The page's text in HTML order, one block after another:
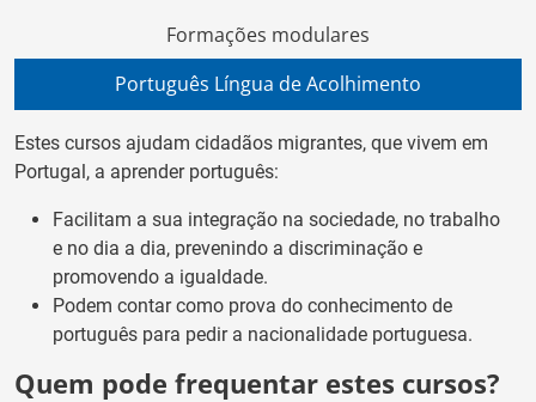
Formações modulares
Português Língua de Acolhimento
Estes cursos ajudam cidadãos migrantes, que vivem em
Portugal, a aprender português:
Facilitam a sua integração na sociedade, no trabalho
e no dia a dia, prevenindo a discriminação e
promovendo a igualdade.
Podem contar como prova do conhecimento de
português para pedir a nacionalidade portuguesa.
Quem pode frequentar estes cursos?